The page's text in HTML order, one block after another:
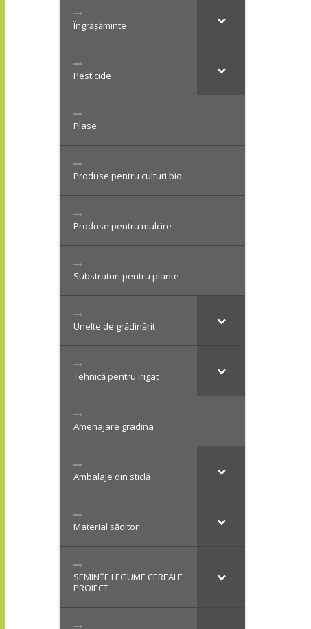
Îngrășăminte
Pesticide
Plase
Produse pentru culturi bio
Produse pentru mulcire
Substraturi pentru plante
Unelte de grădinărit
Tehnică pentru irigat
Amenajare gradina
Ambalaje din sticlă
Material săditor
SEMINȚE LEGUME CEREALE
PROIECT